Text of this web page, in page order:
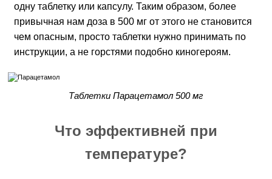
одну таблетку или капсулу. Таким образом, более
привычная нам доза в 500 мг от этого не становится
чем опасным, просто таблетки нужно принимать по
инструкции, а не горстями подобно киногероям.
Таблетки Парацетамол 500 мг
Что эффективней при
температуре?